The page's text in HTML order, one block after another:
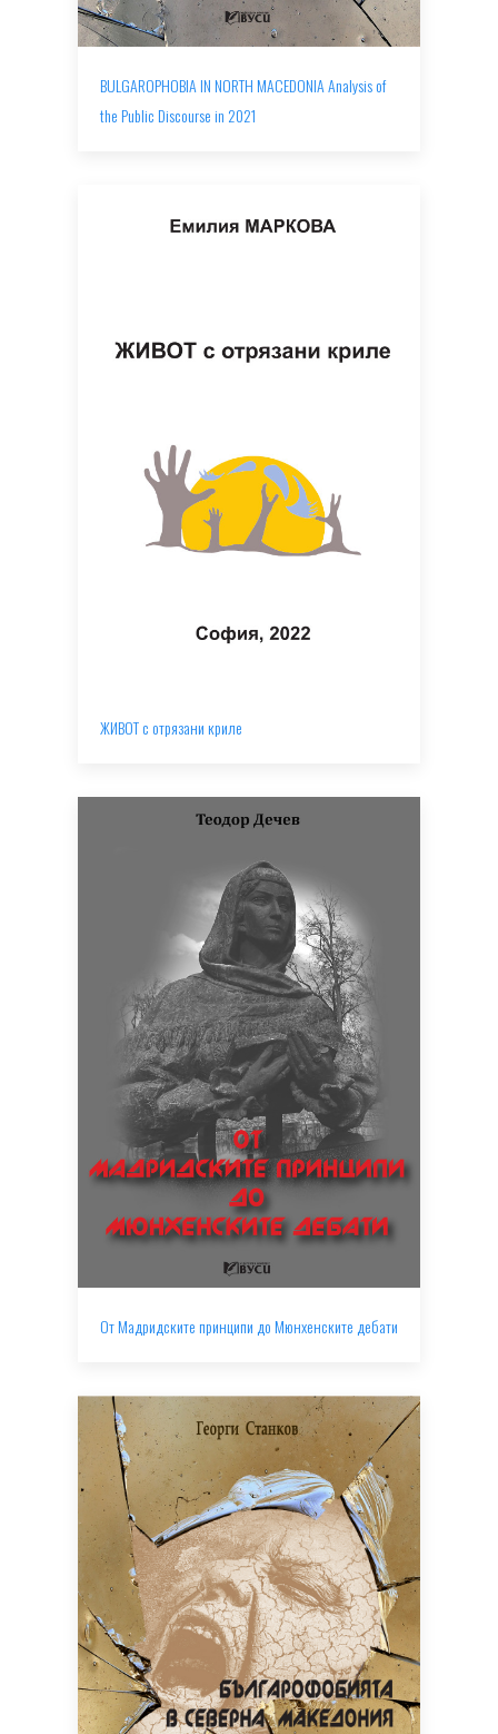
BULGAROPHOBIA IN NORTH MACEDONIA Analysis of
the Public Discourse in 2021
ЖИВОТ с отрязани криле
От Мадридските принципи до Мюнхенските дебати